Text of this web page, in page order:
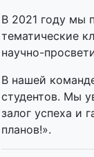
В 2021 году мы
тематические
научно-
В нашей
студентов. Мы
залог успеха и
планов!».